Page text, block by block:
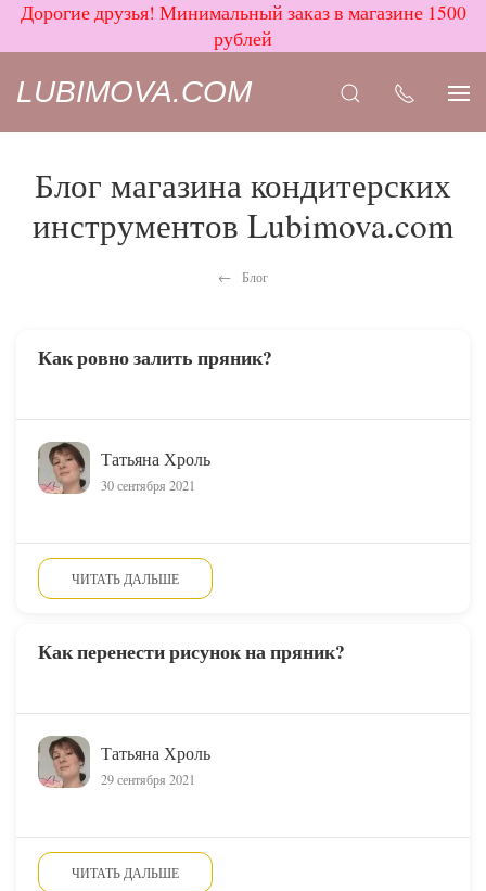
Дорогие друзья! Минимальный заказ в магазине 1500
рублей
LUBIMOVA.COM
Блог магазина кондитерских
инструментов Lubimova.com
Блог
Как ровно залить пряник?
Татьяна Хроль
30 сентября 2021
ЧИТАТЬ ДАЛЬШЕ
Как перенести рисунок на пряник?
Татьяна Хроль
29 сентября 2021
ЧИТАТЬ ДАЛЬШЕ